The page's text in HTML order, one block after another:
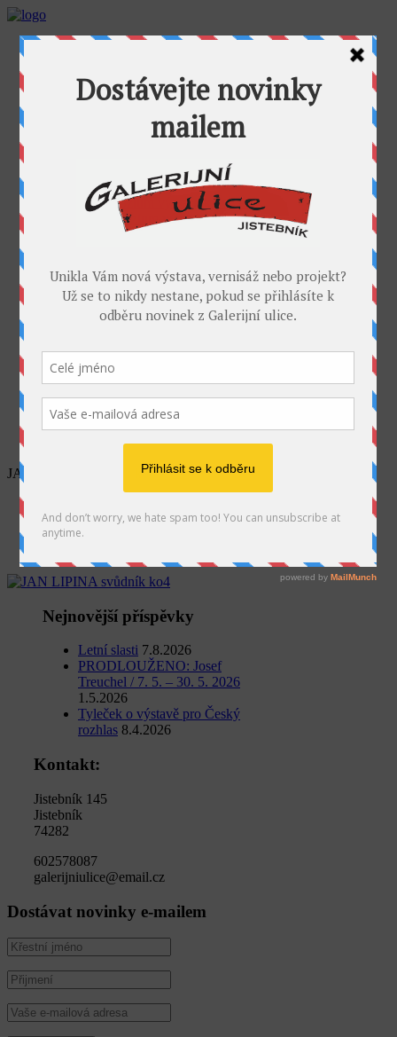
AKTUALITY
GALERIE U FOŤÁKA
Takoví jsme byli
I. sympozium výtvarníků v GU
II. sympozium výtvarníků
Galerijní rybník
V. sympozium výtvarníků v Jistebníku
DESET
KONTAKT
JAN LIPINA svůdník ko4
Výstava
Výstava: Avignon 39° ve stínu
Nejnovější příspěvky
Letní slasti 7.8.2026
PRODLOUŽENO: Josef
Treuchel / 7. 5. – 30. 5. 2026
1.5.2026
Tyleček o výstavě pro Český
rozhlas 8.4.2026
Kontakt:
Jistebník 145
Jistebník
74282
602578087
galerijniulice@email.cz
Dostávat novinky e-mailem